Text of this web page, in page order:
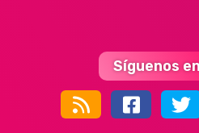
Síguenos
44k 9k